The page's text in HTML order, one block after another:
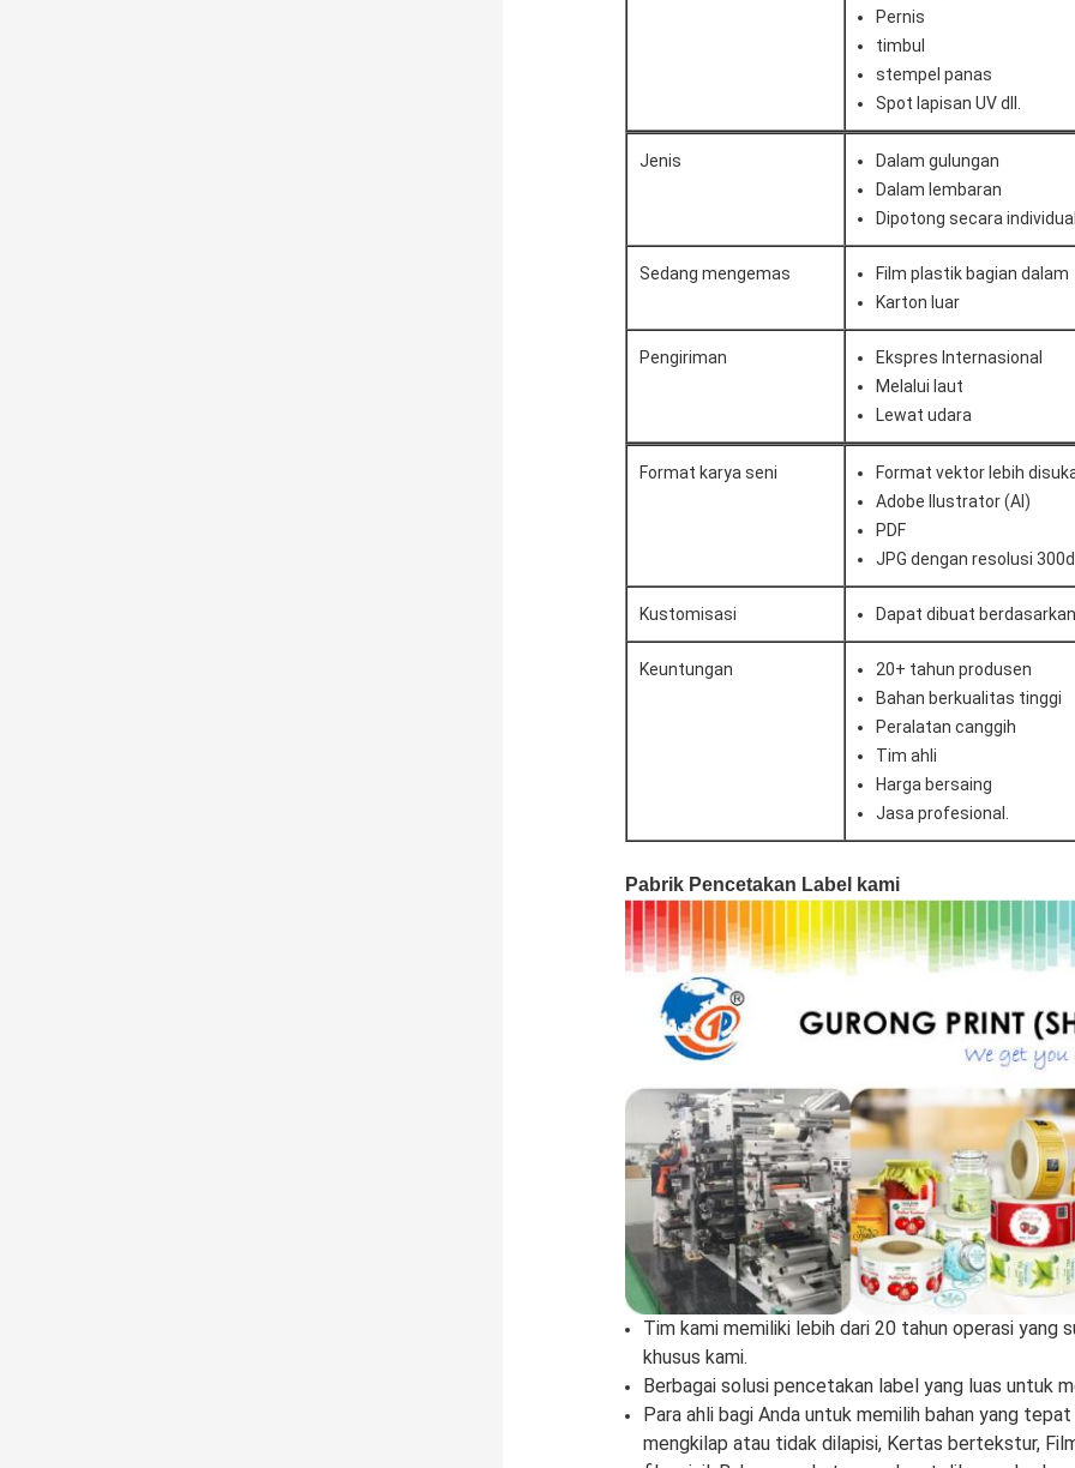
Pernis
timbul
stempel panas
Spot lapisan UV dll.
Jenis
Dalam gulungan
Dalam lembaran
Dipotong secara
Sedang mengemas
Film plastik bagian dalam
Karton luar
Pengiriman
Ekspres Internasional
Melalui laut
Lewat udara
Format karya seni
Format vektor lebih
Adobe Ilustrator (AI)
PDF
JPG dengan resolusi
Kustomisasi Dapat dibuat
Keuntungan
20+ tahun produsen
Bahan berkualitas tinggi
Peralatan canggih
Tim ahli
Harga bersaing
Jasa profesional.
Pabrik Pencetakan Label kami
Tim kami memiliki lebih dari 20 tahun operasi yang
khusus kami.
Berbagai solusi pencetakan label yang luas untuk
Para ahli bagi Anda untuk memilih bahan yang
mengkilap atau tidak dilapisi, Kertas bertekstur,